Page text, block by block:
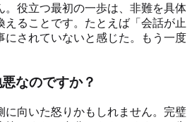
。役立つ最初の一歩は、非難を具体
えることです。たとえば「会話が止
にされていないと感じた。もう一度
なのですか？
に向いた怒りかもしれません。完璧